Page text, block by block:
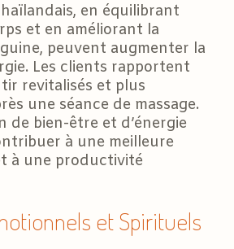
en équilibrant
et en améliorant la
peuvent augmenter la
Les clients rapportent
revitalisés et plus
une séance de massage.
de bien-être et d’énergie
à une meilleure
à une productivité
et Spirituels